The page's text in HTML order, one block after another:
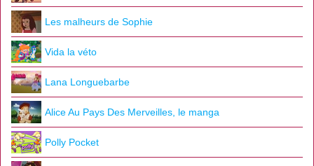
Les malheurs de Sophie
Vida la véto
Lana Longuebarbe
Alice Au Pays Des Merveilles, le manga
Polly Pocket